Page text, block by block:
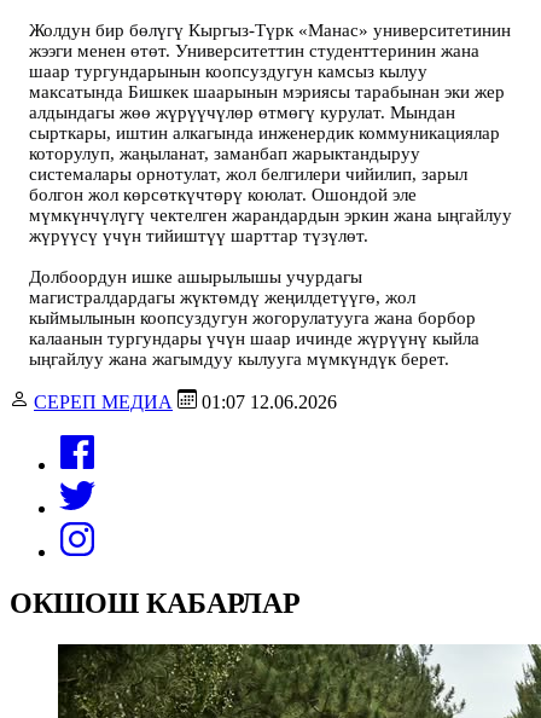
Жолдун бир бөлүгү Кыргыз-Түрк «Манас» университетинин
жээги менен өтөт. Университеттин студенттеринин жана
шаар тургундарынын коопсуздугун камсыз кылуу
максатында Бишкек шаарынын мэриясы тарабынан эки жер
алдындагы жөө жүрүүчүлөр өтмөгү курулат. Мындан
сырткары, иштин алкагында инженердик коммуникациялар
которулуп, жаңыланат, заманбап жарыктандыруу
системалары орнотулат, жол белгилери чийилип, зарыл
болгон жол көрсөткүчтөрү коюлат. Ошондой эле
мүмкүнчүлүгү чектелген жарандардын эркин жана ыңгайлуу
жүрүүсү үчүн тийиштүү шарттар түзүлөт.
Долбоордун ишке ашырылышы учурдагы
магистралдардагы жүктөмдү жеңилдетүүгө, жол
кыймылынын коопсуздугун жогорулатууга жана борбор
калаанын тургундары үчүн шаар ичинде жүрүүнү кыйла
ыңгайлуу жана жагымдуу кылууга мүмкүндүк берет.
СЕРЕП МЕДИА 01:07 12.06.2026
ОКШОШ КАБАРЛАР